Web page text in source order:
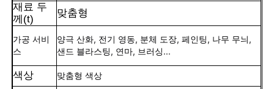
재료 두
께(t)
맞춤형
가공 서비
스
양극 산화, 전기 영동, 분체 도장, 페인팅, 나무 무늬,
샌드 블라스팅, 연마, 브러싱...
색상 맞춤형 색상